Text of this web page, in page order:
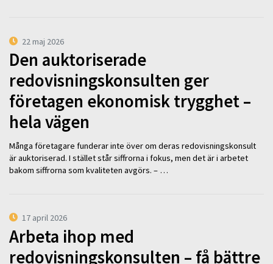
22 maj 2026
Den auktoriserade
redovisningskonsulten ger
företagen ekonomisk trygghet –
hela vägen
Många företagare funderar inte över om deras redovisningskonsult
är auktoriserad. I stället står siffrorna i fokus, men det är i arbetet
bakom siffrorna som kvaliteten avgörs. – …
17 april 2026
Arbeta ihop med
redovisningskonsulten – få bättre